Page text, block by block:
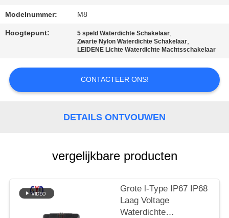
Modelnummer: M8
Hoogtepunt: 5 speld Waterdichte Schakelaar,
Zwarte Nylon Waterdichte Schakelaar,
LEIDENE Lichte Waterdichte Machtsschakelaar
CONTACTEER ONS!
DETAILS ONTVOUWEN
vergelijkbare producten
Grote l-Type IP67 IP68
Laag Voltage
Waterdichte